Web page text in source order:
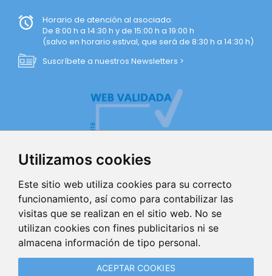
Utilizamos cookies
Este sitio web utiliza cookies para su correcto
funcionamiento, así como para contabilizar las
visitas que se realizan en el sitio web. No se
utilizan cookies con fines publicitarios ni se
almacena información de tipo personal.
ACEPTAR COOKIES
Horario de atención al asociado:
De 8:00 h a 14:30 h y de 15:00 h a 19:00 h
(salvo en horario estival, que será de 8:30 h a 14:30 h)
Suscríbete a nuestros Newsletters >
AVISO LEGAL